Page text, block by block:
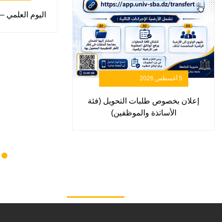
5 أغسطس 2026
إعلان بخصوص طلبات التحويل (فئة
الأساتذة والموظفين)
اليوم العلمي – 9 يوليو 2026 /